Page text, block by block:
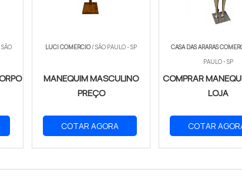
LUCI COMERCIO/ SÃO PAULO - SP
MANEQUIM MASCULINO
PREÇO
COTAR AGORA
CASA DAS ARARAS
PAULO - SP
COMPRAR
LOJA
COTAR